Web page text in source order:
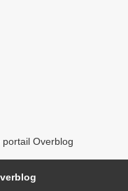
Overblog